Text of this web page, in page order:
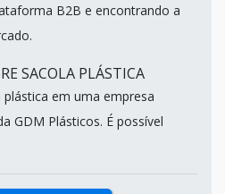
B2B e encontrando a
SACOLA PLÁSTICA
em uma empresa
GDM Plásticos. É possível